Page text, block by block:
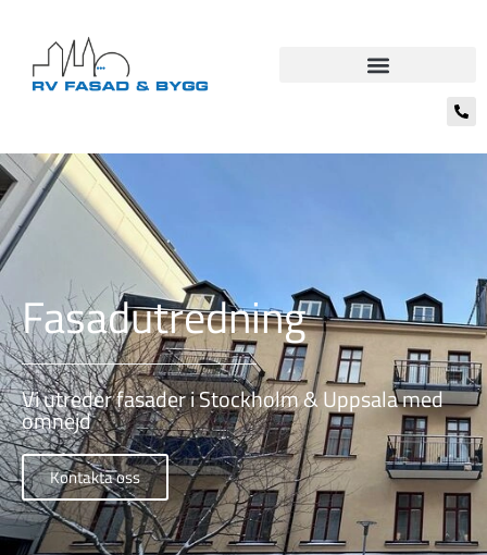
Fasadutredning
Vi utreder fasader i Stockholm & Uppsala med
omnejd
Kontakta oss